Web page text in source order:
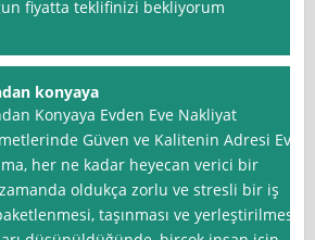
fiyatta teklifinizi bekliyorum
konyaya
Konyaya Evden Eve Nakliyat
Güven ve Kalitenin Adresi Ev
her ne kadar heyecan verici bir
oldukça zorlu ve stresli bir iş
taşınması ve yerleştirilmesi